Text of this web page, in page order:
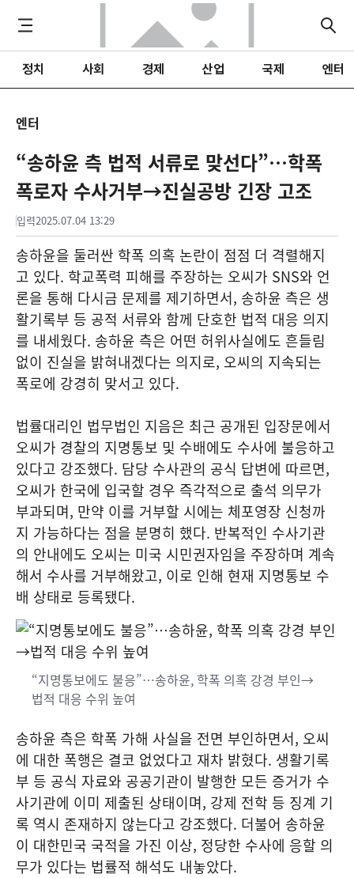
정치 사회 경제 산업 국제 엔터
엔터
“송하윤 측 법적 서류로 맞선다”…학폭
폭로자 수사거부→진실공방 긴장 고조
입력2025.07.04 13:29
송하윤을 둘러싼 학폭 의혹 논란이 점점 더 격렬해지
고 있다. 학교폭력 피해를 주장하는 오씨가 SNS와 언
론을 통해 다시금 문제를 제기하면서, 송하윤 측은 생
활기록부 등 공적 서류와 함께 단호한 법적 대응 의지
를 내세웠다. 송하윤 측은 어떤 허위사실에도 흔들림
없이 진실을 밝혀내겠다는 의지로, 오씨의 지속되는
폭로에 강경히 맞서고 있다.
법률대리인 법무법인 지음은 최근 공개된 입장문에서
오씨가 경찰의 지명통보 및 수배에도 수사에 불응하고
있다고 강조했다. 담당 수사관의 공식 답변에 따르면,
오씨가 한국에 입국할 경우 즉각적으로 출석 의무가
부과되며, 만약 이를 거부할 시에는 체포영장 신청까
지 가능하다는 점을 분명히 했다. 반복적인 수사기관
의 안내에도 오씨는 미국 시민권자임을 주장하며 계속
해서 수사를 거부해왔고, 이로 인해 현재 지명통보 수
배 상태로 등록됐다.
“지명통보에도 불응”…송하윤, 학폭 의혹 강경 부인→
법적 대응 수위 높여
송하윤 측은 학폭 가해 사실을 전면 부인하면서, 오씨
에 대한 폭행은 결코 없었다고 재차 밝혔다. 생활기록
부 등 공식 자료와 공공기관이 발행한 모든 증거가 수
사기관에 이미 제출된 상태이며, 강제 전학 등 징계 기
록 역시 존재하지 않는다고 강조했다. 더불어 송하윤
이 대한민국 국적을 가진 이상, 정당한 수사에 응할 의
무가 있다는 법률적 해석도 내놓았다.